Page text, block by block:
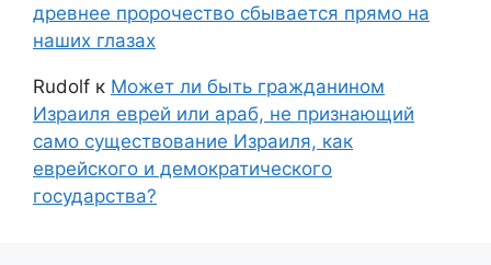
древнее пророчество сбывается прямо на
наших глазах
Rudolf к Может ли быть гражданином
Израиля еврей или араб, не признающий
само существование Израиля, как
еврейского и демократического
государства?